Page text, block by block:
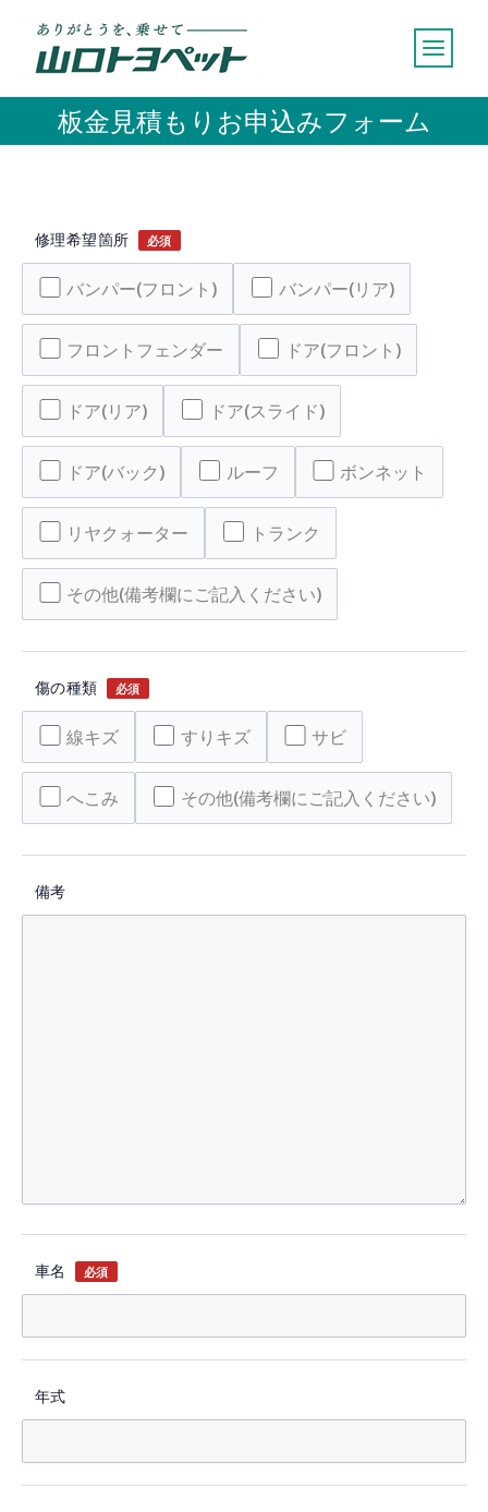
ス
板金見積もりお申込みフォーム
修理希望箇所 必須
バンパー(フロント) バンパー(リア)
フロントフェンダー ドア(フロント)
ドア(リア) ドア(スライド)
ドア(バック) ルーフ ボンネット
リヤクォーター トランク
その他(備考欄にご記入ください)
傷の種類 必須
線キズ すりキズ サビ
へこみ その他(備考欄にご記入ください)
備考
車名 必須
年式